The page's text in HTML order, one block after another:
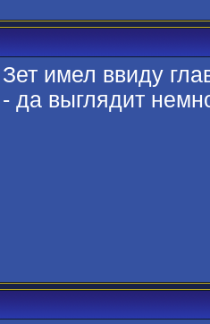
Зет имел ввиду
- да выглядит